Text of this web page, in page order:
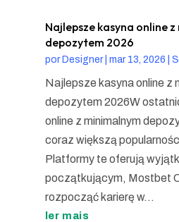
Najlepsze kasyna online
depozytem 2026
porDesigner| mar 13, 2026
Najlepsze kasyna online z
depozytem 2026W
online z minimalnym
coraz większą
Platformy te oferują
początkującym, Mostbet
rozpocząć karierę w...
ler mais